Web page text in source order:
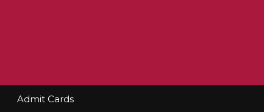
Admit Cards